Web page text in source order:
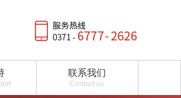
联系我们
Contact us